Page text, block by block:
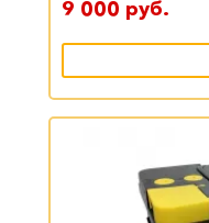
9 000 руб.